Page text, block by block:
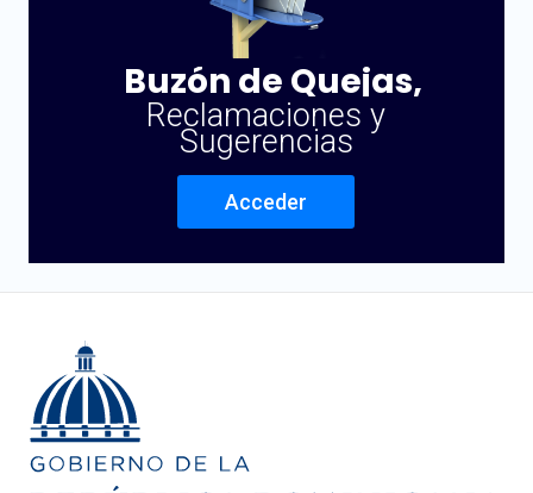
Buzón de Quejas,
Reclamaciones y
Sugerencias
Acceder